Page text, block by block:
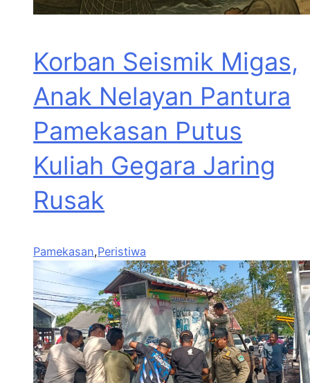
Korban Seismik Migas,
Anak Nelayan Pantura
Pamekasan Putus
Kuliah Gegara Jaring
Rusak
Pamekasan,Peristiwa